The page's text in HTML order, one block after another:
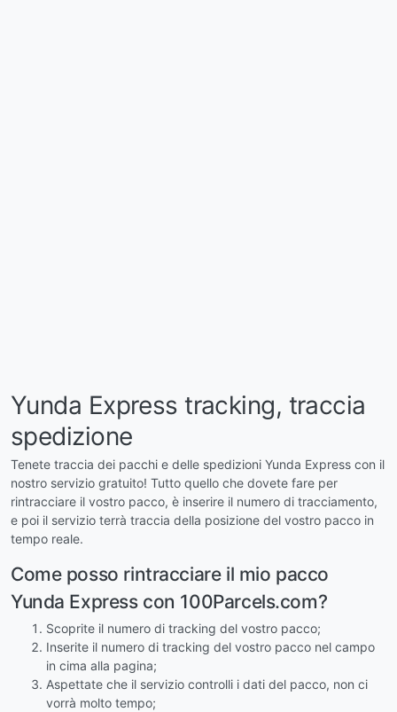
Yunda Express tracking, traccia
spedizione
Tenete traccia dei pacchi e delle spedizioni Yunda Express con il
nostro servizio gratuito! Tutto quello che dovete fare per
rintracciare il vostro pacco, è inserire il numero di tracciamento,
e poi il servizio terrà traccia della posizione del vostro pacco in
tempo reale.
Come posso rintracciare il mio pacco
Yunda Express con 100Parcels.com?
Scoprite il numero di tracking del vostro pacco;
Inserite il numero di tracking del vostro pacco nel campo
in cima alla pagina;
Aspettate che il servizio controlli i dati del pacco, non ci
vorrà molto tempo;